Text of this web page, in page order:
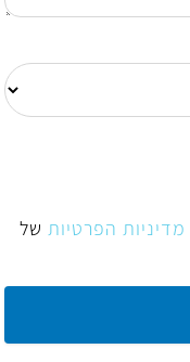
מדיניות הפרטיות של